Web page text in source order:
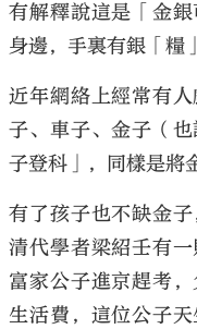
有解釋說這是「金
身邊，手裏有銀「糧
近年網絡上經常有
子、車子、金子（
子登科」，同樣是將
有了孩子也不缺金子
清代學者梁紹壬有
富家公子進京趕考
生活費，這位公子